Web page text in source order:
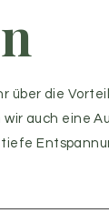
über die
auch eine